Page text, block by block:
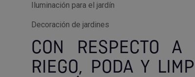
Iluminación para el jardín
Decoración de jardines
CON RESPECTO A
RIEGO, PODA Y